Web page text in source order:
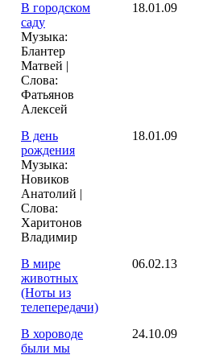
В городском
саду
Музыка:
Блантер
Матвей |
Слова:
Фатьянов
Алексей
18.01.09
В день
рождения
Музыка:
Новиков
Анатолий |
Слова:
Харитонов
Владимир
18.01.09
В мире
животных
(Ноты из
телепередачи)
06.02.13
В хороводе
были мы
24.10.09